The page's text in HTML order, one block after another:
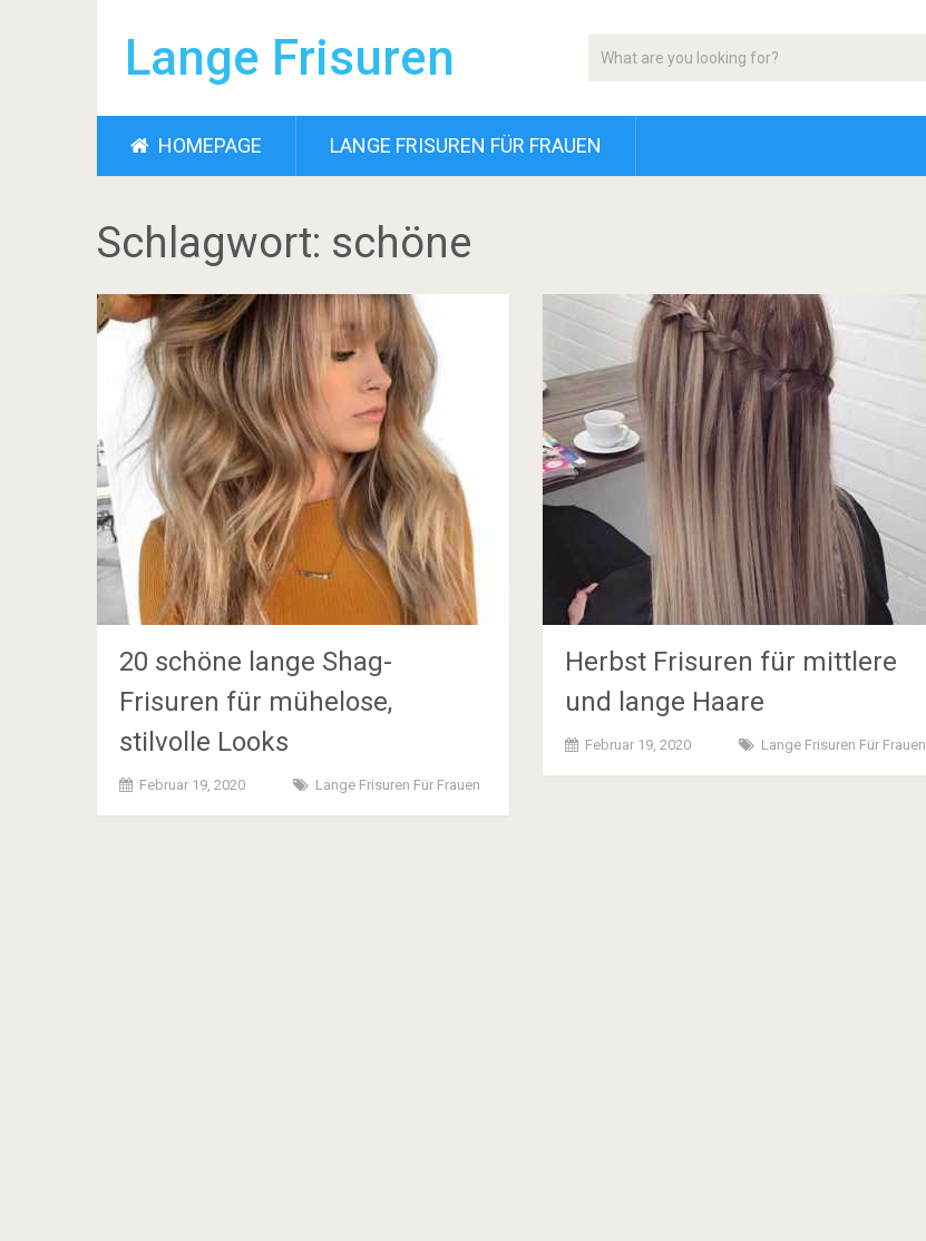
Lange Frisuren
HOMEPAGE LANGE FRISUREN FÜR FRAUEN
Schlagwort: schöne
20 schöne lange Shag-
Frisuren für mühelose,
stilvolle Looks
Februar 19, 2020 Lange Frisuren Für Frauen
Herbst Frisuren für mittlere
und lange Haare
Februar 19, 2020 Lange Frisuren Für Frauen